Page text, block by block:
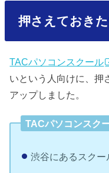
押さえておき
TACパソコンスクール
いという人向けに、押
アップしました。
TACパソコンスク
渋谷にあるスクー